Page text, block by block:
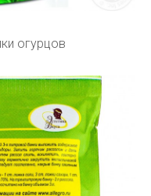
огурцов